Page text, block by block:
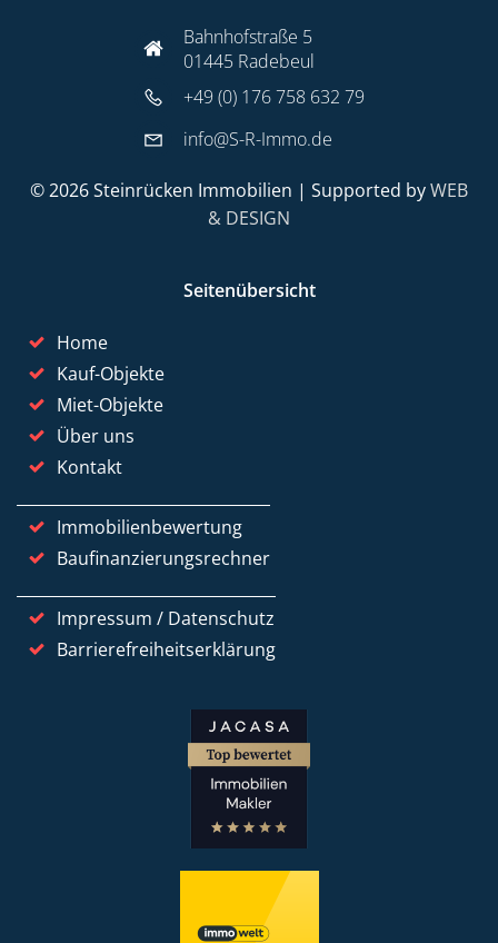
Bahnhofstraße 5
01445 Radebeul
+49 (0) 176 758 632 79
info@S-R-Immo.de
© 2026 Steinrücken Immobilien | Supported byWEB
& DESIGN
Seitenübersicht
Home
Kauf-Objekte
Miet-Objekte
Über uns
Kontakt
Immobilienbewertung
Baufinanzierungsrechner
Impressum / Datenschutz
Barrierefreiheitserklärung